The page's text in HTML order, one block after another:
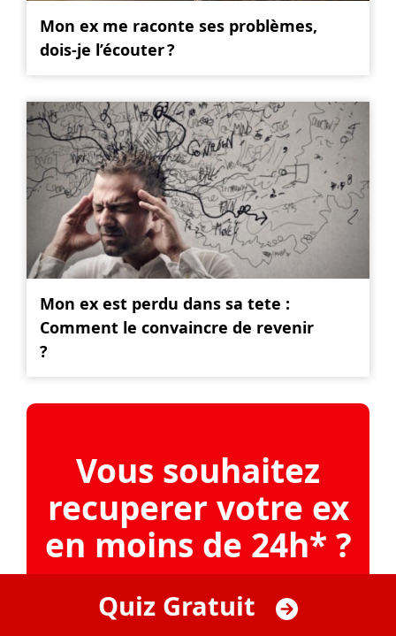
Mon ex me raconte ses problèmes,
dois-je l’écouter ?
Mon ex est perdu dans sa tete :
Comment le convaincre de revenir
?
Vous souhaitez
recuperer votre ex
en moins de 24h* ?
Quiz Gratuit